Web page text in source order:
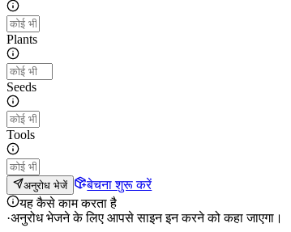
Plants
Seeds
Tools
अनुरोध भेजें
बेचना शुरू करें
यह कैसे काम करता है
·अनुरोध भेजने के लिए आपसे साइन इन करने को कहा जाएगा।